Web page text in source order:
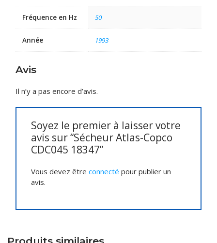
Fréquence en Hz 50
Année 1993
Avis
Il n’y a pas encore d’avis.
Soyez le premier à laisser votre
avis sur “Sécheur Atlas-Copco
CDC045 18347”
Vous devez être connecté pour publier un
avis.